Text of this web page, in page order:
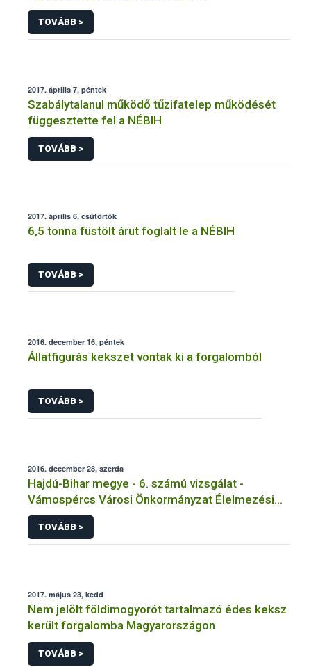
Székesfehérvár
TOVÁBB >
2017. április 7, péntek
Szabálytalanul működő tűzifatelep működését
függesztette fel a NÉBIH
TOVÁBB >
2017. április 6, csütörtök
6,5 tonna füstölt árut foglalt le a NÉBIH
TOVÁBB >
2016. december 16, péntek
Állatfigurás kekszet vontak ki a forgalomból
TOVÁBB >
2016. december 28, szerda
Hajdú-Bihar megye - 6. számú vizsgálat -
Vámospércs Városi Önkormányzat Élelmezési
Intézmény Főzőkonyha
TOVÁBB >
2017. május 23, kedd
Nem jelölt földimogyorót tartalmazó édes keksz
került forgalomba Magyarországon
TOVÁBB >